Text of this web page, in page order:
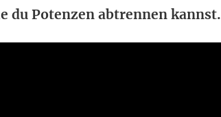
du Potenzen abtrennen kannst.